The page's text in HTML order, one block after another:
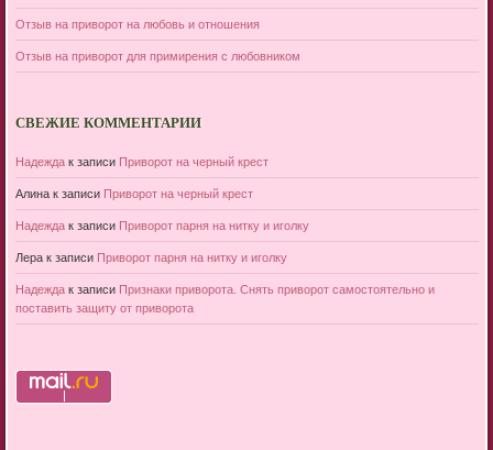
Отзыв на приворот на любовь и отношения
Отзыв на приворот для примирения с любовником
СВЕЖИЕ КОММЕНТАРИИ
Надеждак записи Приворот на черный крест
Алинак записи Приворот на черный крест
Надеждак записи Приворот парня на нитку и иголку
Лерак записи Приворот парня на нитку и иголку
Надеждак записи Признаки приворота. Снять приворот самостоятельно и
поставить защиту от приворота